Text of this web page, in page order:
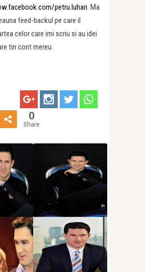
petru.luhan. Ma
feed-backul pe care il
celor care imi scriu si au idei
tin cont mereu.
0
Share